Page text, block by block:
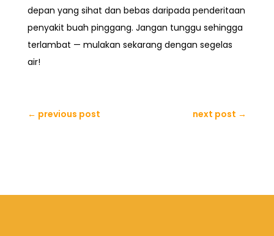
depan yang sihat dan bebas daripada penderitaan
penyakit buah pinggang. Jangan tunggu sehingga
terlambat — mulakan sekarang dengan segelas
air!
← previous post next post →